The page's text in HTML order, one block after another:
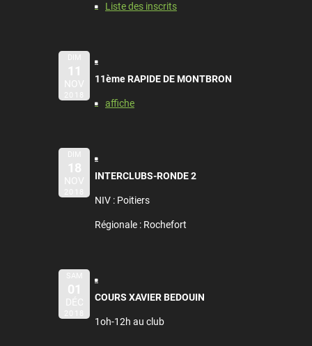
Liste des inscrits
DIM
11
NOV
2018
11ème RAPIDE DE MONTBRON
affiche
DIM
18
NOV
2018
INTERCLUBS-RONDE 2
NIV : Poitiers
Régionale : Rochefort
SAM
01
DÉC
2018
COURS XAVIER BEDOUIN
1oh-12h au club